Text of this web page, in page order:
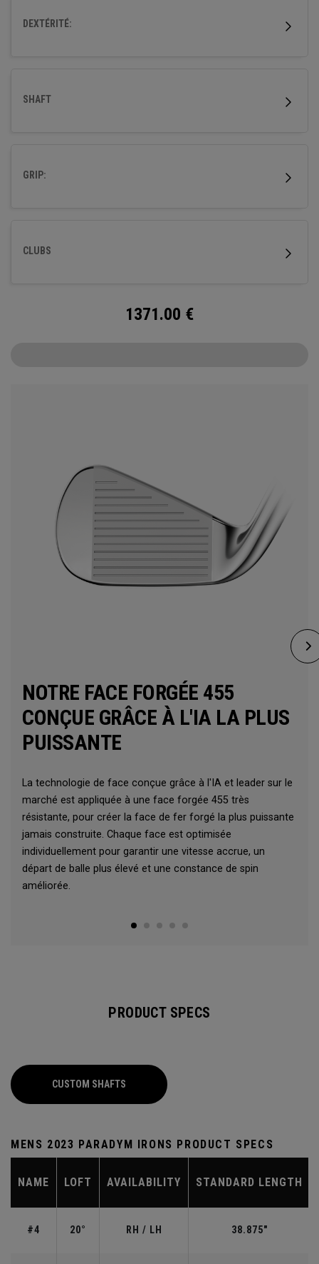
DEXTÉRITÉ:
SHAFT
GRIP:
CLUBS
1371.00 €
NOTRE FACE FORGÉE 455
CONÇUE GRÂCE À L'IA LA PLUS
PUISSANTE
La technologie de face conçue grâce à l'IA et leader sur le
marché est appliquée à une face forgée 455 très
résistante, pour créer la face de fer forgé la plus puissante
jamais construite. Chaque face est optimisée
individuellement pour garantir une vitesse accrue, un
départ de balle plus élevé et une constance de spin
améliorée.
PRODUCT SPECS
CUSTOM SHAFTS
MENS 2023 PARADYM IRONS PRODUCT SPECS
NAME LOFT AVAILABILITY STANDARD LENGTH
#4 20° RH / LH 38.875"